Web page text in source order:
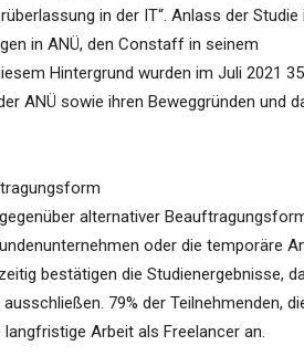
in der IT“. Anlass der Studie
in ANÜ, den Constaff in seinem
Hintergrund wurden im Juli 2021
ANÜ sowie ihren Beweggründen und
alternativer
oder die temporäre
bestätigen die Studienergebnisse,
79% der Teilnehmenden,
Arbeit als Freelancer an.